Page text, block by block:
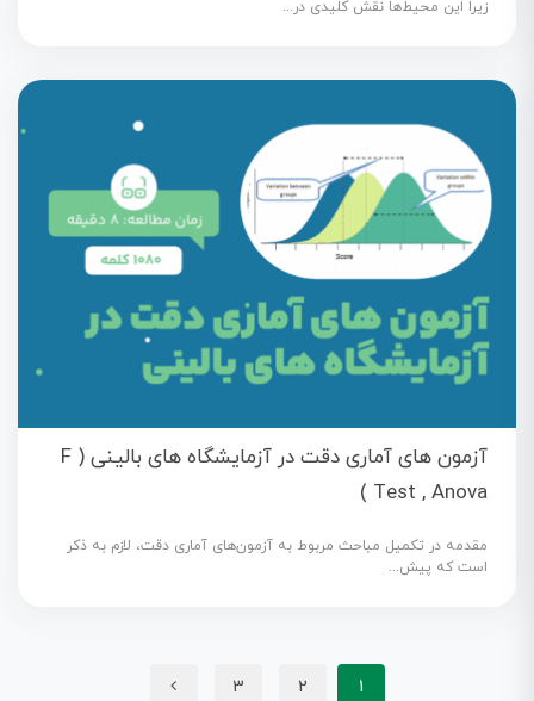
زیرا این محیط‌ها نقش کلیدی در...
آزمون های آماری دقت در آزمایشگاه های بالینی ( F
Test , Anova )
مقدمه در تکمیل مباحث مربوط به آزمون‌های آماری دقت، لازم به ذکر
است که پیش...
1
2
3